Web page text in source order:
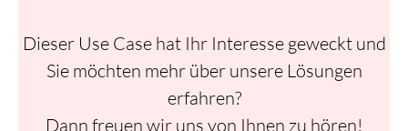
Dieser Use Case hat Ihr Interesse geweckt und
Sie möchten mehr über unsere Lösungen
erfahren?
Dann freuen wir uns von Ihnen zu hören!